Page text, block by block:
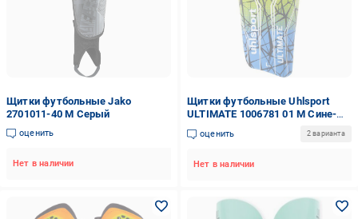
Щитки футбольные Jako
2701011-40 M Серый
оценить
Нет в наличии
Щитки футбольные Uhlsport
ULTIMATE 1006781 01 M Сине-
зелено-черный
оценить 2 варианта
Нет в наличии